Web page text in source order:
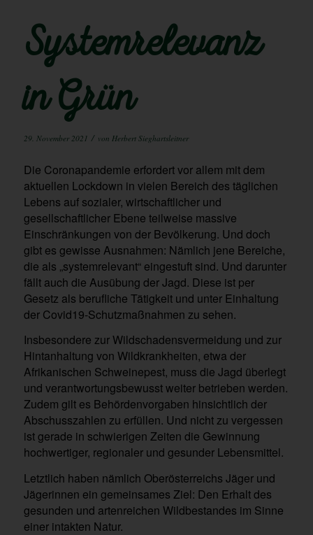
Systemrelevanz
in Grün
29. November 2021 / von Herbert Sieghartsleitner
Die Coronapandemie erfordert vor allem mit dem
aktuellen Lockdown in vielen Bereich des täglichen
Lebens auf sozialer, wirtschaftlicher und
gesellschaftlicher Ebene teilweise massive
Einschränkungen von der Bevölkerung. Und doch
gibt es gewisse Ausnahmen: Nämlich jene Bereiche,
die als „systemrelevant“ eingestuft sind. Und darunter
fällt auch die Ausübung der Jagd. Diese ist per
Gesetz als berufliche Tätigkeit und unter Einhaltung
der Covid19-Schutzmaßnahmen zu sehen.
Insbesondere zur Wildschadensvermeidung und zur
Hintanhaltung von Wildkrankheiten, etwa der
Afrikanischen Schweinepest, muss die Jagd überlegt
und verantwortungsbewusst weiter betrieben werden.
Zudem gilt es Behördenvorgaben hinsichtlich der
Abschusszahlen zu erfüllen. Und nicht zu vergessen
ist gerade in schwierigen Zeiten die Gewinnung
hochwertiger, regionaler und gesunder Lebensmittel.
Letztlich haben nämlich Oberösterreichs Jäger und
Jägerinnen ein gemeinsames Ziel: Den Erhalt des
gesunden und artenreichen Wildbestandes im Sinne
einer intakten Natur.